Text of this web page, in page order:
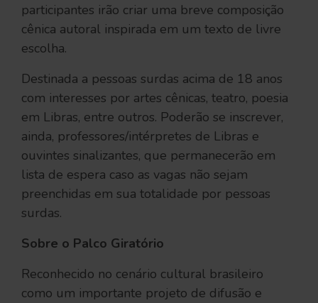
participantes irão criar uma breve composição
cênica autoral inspirada em um texto de livre
escolha.
Destinada a pessoas surdas acima de 18 anos
com interesses por artes cênicas, teatro, poesia
em Libras, entre outros. Poderão se inscrever,
ainda, professores/intérpretes de Libras e
ouvintes sinalizantes, que permanecerão em
lista de espera caso as vagas não sejam
preenchidas em sua totalidade por pessoas
surdas.
Sobre o Palco Giratório
Reconhecido no cenário cultural brasileiro
como um importante projeto de difusão e